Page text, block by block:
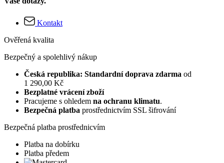
Kontakt
Ověřená kvalita
Bezpečný a spolehlivý nákup
Česká republika: Standardní doprava zdarma od
1 290,00 Kč
Bezplatné vrácení zboží
Pracujeme s ohledem na ochranu klimatu.
Bezpečná platba prostřednictvím SSL šifrování
Bezpečná platba prostřednicvím
Platba na dobírku
Platba předem